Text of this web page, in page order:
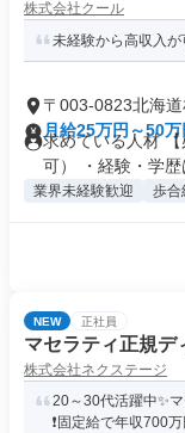
株式会社クール
未経験から高収入
〒003-0823北海道
条
月給25万円～50万
求めている人材
可） ・経験・学歴
業界未経験歓迎 歩合
NEW 正社員
マセラティ正規デ
株式会社ネクステージ
20～30代活躍中✨
❗固定給で年収700